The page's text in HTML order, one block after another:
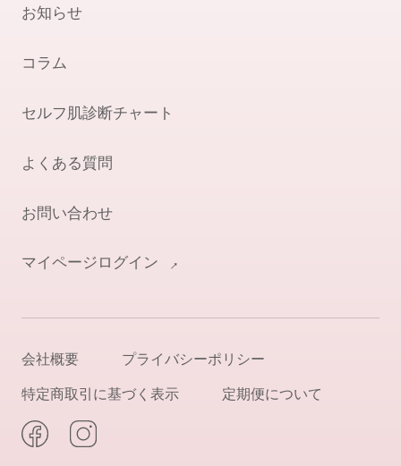
お知らせ
コラム
セルフ肌診断チャート
よくある質問
お問い合わせ
マイページログイン
会社概要 プライバシーポリシー
特定商取引に基づく表示 定期便について